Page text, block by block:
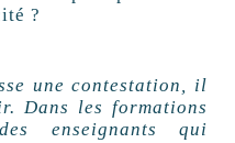
?
une contestation, il
Dans les formations
enseignants qui